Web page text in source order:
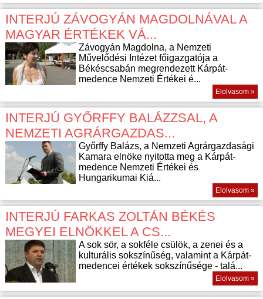
INTERJÚ ZÁVOGYÁN MAGDOLNÁVAL A
MAGYAR ÉRTÉKEK VÁ...
Závogyán Magdolna, a Nemzeti
Művelődési Intézet főigazgatója a
Békéscsabán megrendezett Kárpát-
medence Nemzeti Értékei é...
Elolvasom »
INTERJÚ GYŐRFFY BALÁZZSAL, A
NEMZETI AGRÁRGAZDAS...
Győrffy Balázs, a Nemzeti Agrárgazdasági
Kamara elnöke nyitotta meg a Kárpát-
medence Nemzeti Értékei és
Hungarikumai Kiá...
Elolvasom »
INTERJÚ FARKAS ZOLTÁN BÉKÉS
MEGYEI ELNÖKKEL A CS...
A sok sör, a sokféle csülök, a zenei és a
kulturális sokszínűség, valamint a Kárpát-
medencei értékek sokszínűsége - talá...
Elolvasom »